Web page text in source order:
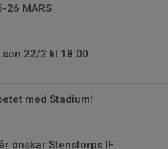
26 MARS
22/2 kl.18:00
med Stadium!
önskar Stenstorps IF